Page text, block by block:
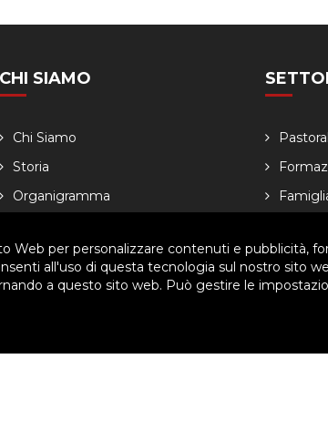
Web per personalizzare contenuti e pubblicità,
all'uso di questa tecnologia sul nostro sito
a questo sito web. Può gestire le
CHI SIAMO
Chi Siamo
Storia
Organigramma